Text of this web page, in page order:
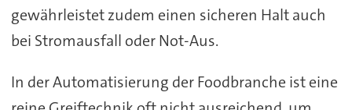
gewährleistet zudem einen sicheren Halt auch
bei Stromausfall oder Not-Aus.
In der Automatisierung der Foodbranche ist eine